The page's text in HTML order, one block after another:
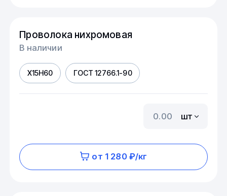
Проволока нихромовая
В наличии
Х15Н60 ГОСТ 12766.1-90
шт
от 1 280 ₽/кг